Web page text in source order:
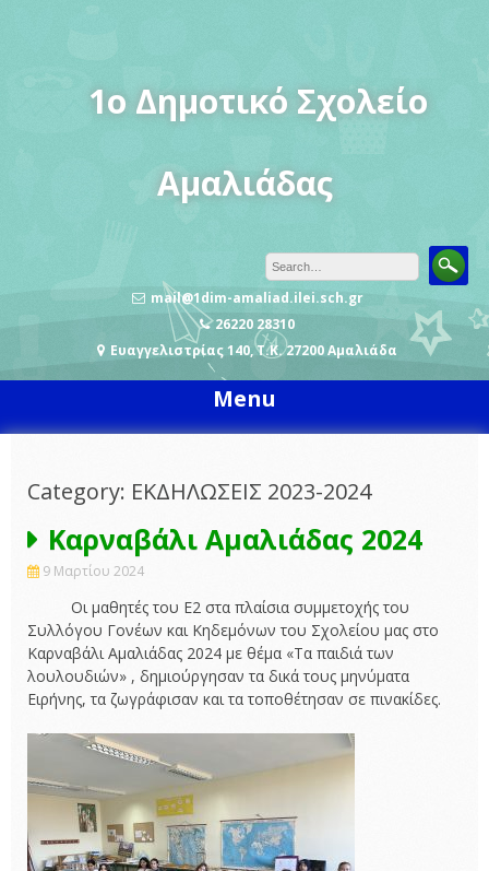
1o Δημοτικό Σχολείο
Αμαλιάδας
mail@1dim-amaliad.ilei.sch.gr
26220 28310
Ευαγγελιστρίας 140, Τ.Κ. 27200 Αμαλιάδα
Menu
Category: ΕΚΔΗΛΩΣΕΙΣ 2023-2024
Καρναβάλι Αμαλιάδας 2024
9 Μαρτίου 2024
Οι μαθητές του Ε2 στα πλαίσια συμμετοχής του
Συλλόγου Γονέων και Κηδεμόνων του Σχολείου μας στο
Καρναβάλι Αμαλιάδας 2024 με θέμα «Τα παιδιά των
λουλουδιών» , δημιούργησαν τα δικά τους μηνύματα
Ειρήνης, τα ζωγράφισαν και τα τοποθέτησαν σε πινακίδες.